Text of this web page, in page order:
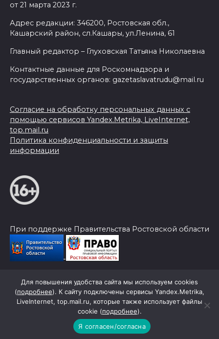
от 21 марта 2023 г.
Адрес редакции: 346200, Ростовская обл.,
Кашарский район, сл.Кашары, ул.Ленина, 61
Главный редактор – Глуховская Татьяна Николаевна
Контактные данные для Роскомнадзора и
государственных органов: gazetaslavatrudu@mail.ru
Согласие на обработку персональных данных с
помощью сервисов Yandex.Metrika, LiveInternet,
top.mail.ru
Политика конфиденциальности и защиты
информации
При поддержке Правительства Ростовской области
© 2026 Слава Труду
Для повышения удобства сайта мы используем cookies
(подробнее). К сайту подключены сервисы Yandex.Metrika,
LiveInternet, top.mail.ru, которые также использует файлы
cookie (подробнее).
Я согласен/согласна